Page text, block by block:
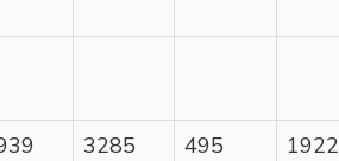
3285 495
1922